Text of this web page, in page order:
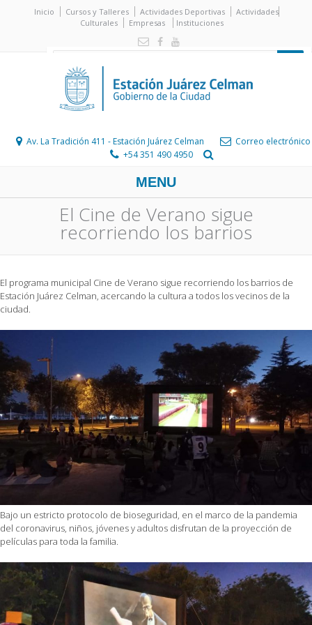
Inicio Cursos y Talleres Actividades Deportivas
Actividades
Culturales
Empresas Instituciones
Av. La Tradición 411 - Estación Juárez Celman
Correo electrónico
+54 351 490 4950
MENU
El Cine de Verano sigue
recorriendo los barrios
El programa municipal Cine de Verano sigue recorriendo los barrios de
Estación Juárez Celman, acercando la cultura a todos los vecinos de la
ciudad.
Bajo un estricto protocolo de bioseguridad, en el marco de la pandemia
del coronavirus, niños, jóvenes y adultos disfrutan de la proyección de
películas para toda la familia.